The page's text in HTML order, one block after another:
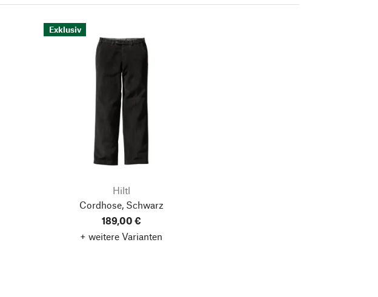
Exklusiv
Hiltl
Cordhose, Schwarz
189,00 €
+ weitere Varianten